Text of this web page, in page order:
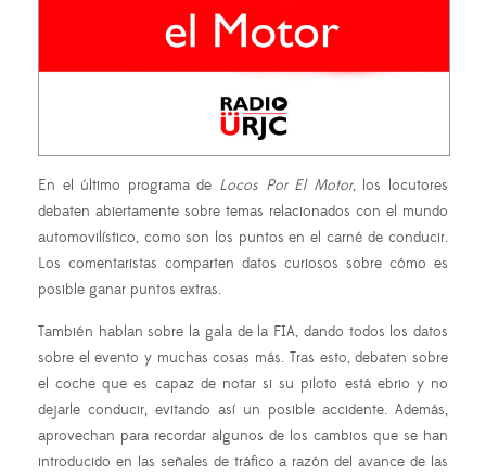
En el último programa de Locos Por El Motor, los locutores
debaten abiertamente sobre temas relacionados con el mundo
automovilístico, como son los puntos en el carné de conducir.
Los comentaristas comparten datos curiosos sobre cómo es
posible ganar puntos extras.
También hablan sobre la gala de la FIA, dando todos los datos
sobre el evento y muchas cosas más. Tras esto, debaten sobre
el coche que es capaz de notar si su piloto está ebrio y no
dejarle conducir, evitando así un posible accidente. Además,
aprovechan para recordar algunos de los cambios que se han
introducido en las señales de tráfico a razón del avance de las